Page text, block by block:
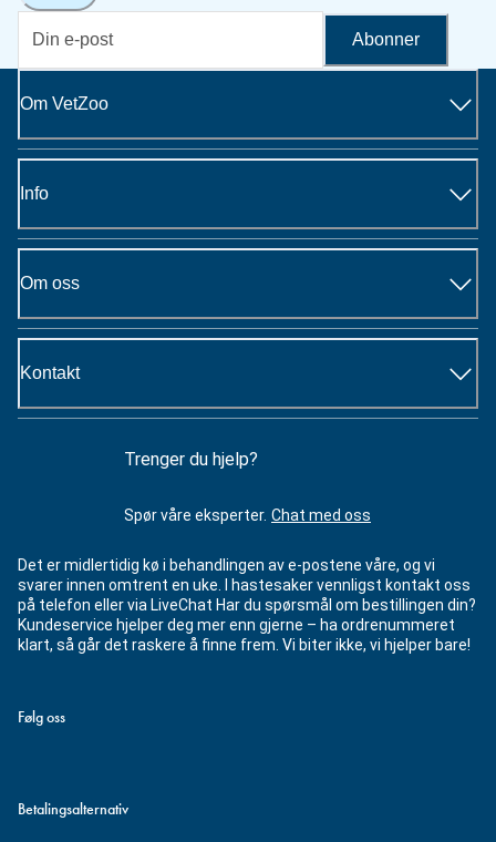
Abonner
Om VetZoo
Info
Om oss
Kontakt
Trenger du hjelp?
Spør våre eksperter. Chat med oss
Det er midlertidig kø i behandlingen av e-postene våre, og vi
svarer innen omtrent en uke. I hastesaker vennligst kontakt oss
på telefon eller via LiveChat Har du spørsmål om bestillingen din?
Kundeservice hjelper deg mer enn gjerne – ha ordrenummeret
klart, så går det raskere å finne frem. Vi biter ikke, vi hjelper bare!
Følg oss
Betalingsalternativ